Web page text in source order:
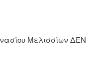
Μελισσίων ΔΕΝ